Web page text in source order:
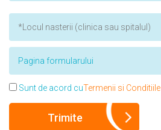
Sunt de acord cuTermenii si Conditiile